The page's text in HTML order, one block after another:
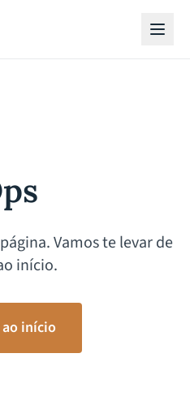
Vamos te levar de
início.
início